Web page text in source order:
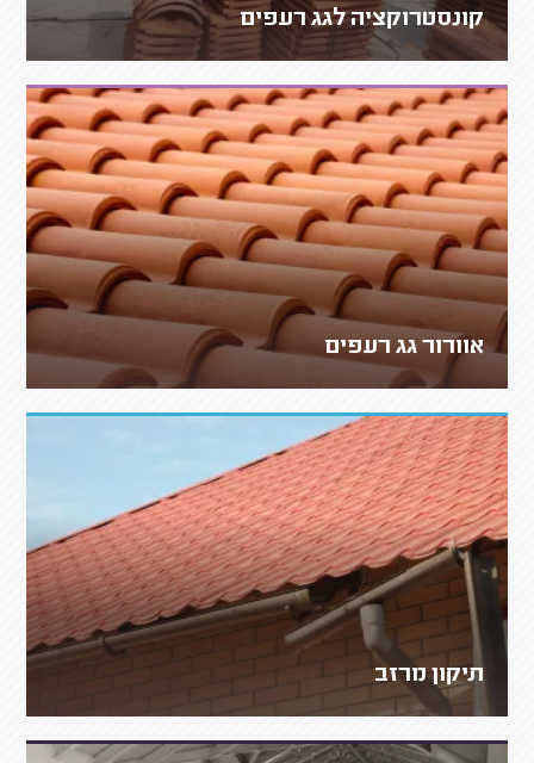
קונסטרוקציה לגג רעפים
אוורור גג רעפים
תיקון מרזב